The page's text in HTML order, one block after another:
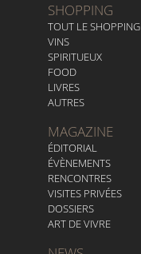
SHOPPING
TOUT LE SHOPPING
VINS
SPIRITUEUX
FOOD
LIVRES
AUTRES
MAGAZINE
ÉDITORIAL
ÉVÈNEMENTS
RENCONTRES
VISITES PRIVÉES
DOSSIERS
ART DE VIVRE